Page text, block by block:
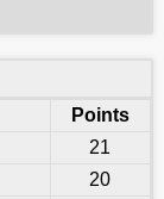
Points
21
20